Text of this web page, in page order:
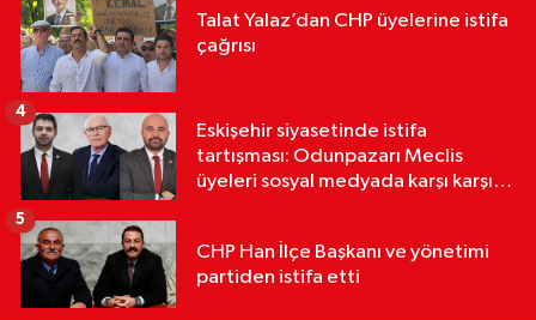
Talat Yalaz’dan CHP üyelerine istifa
çağrısı
Eskişehir siyasetinde istifa
tartışması: Odunpazarı Meclis
üyeleri sosyal medyada karşı karşıya
4
CHP Han İlçe Başkanı ve yönetimi
partiden istifa etti
5